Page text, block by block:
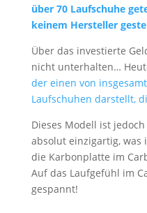
über 70 Laufschuhe
keinem Hersteller
Über das investierte
nicht unterhalten…
der einen von
Laufschuhen darstellt,
Dieses Modell ist
absolut einzigartig,
die Karbonplatte im
Auf das Laufgefühl im
gespannt!